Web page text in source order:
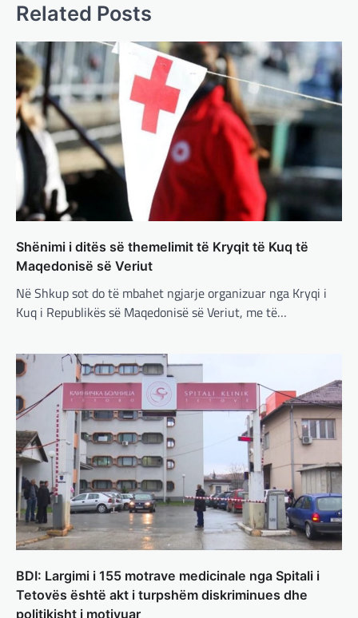
Related Posts
Shënimi i ditës së themelimit të Kryqit të Kuq të
Maqedonisë së Veriut
Në Shkup sot do të mbahet ngjarje organizuar nga Kryqi i
Kuq i Republikës së Maqedonisë së Veriut, me të…
BDI: Largimi i 155 motrave medicinale nga Spitali i
Tetovës është akt i turpshëm diskriminues dhe
politikisht i motivuar
BOTA,LAJME,MË TË FUNDIT ,OPINIONE
RAJONI
,SPECIALE
Gjermani, ekspertët sugjerojnë
400 miliardë euro për mbrojtje
adminadmin March 4, 2025
Gjermania ndodhet aktualisht në kulmin e
përpjekjeve për krijimin e qeverisë dhe koha
nuk pret. CDU/CSU dhe SPD po vazhdojnë…
BOTA LAJME, RAJONI, SPECIALE
ndërprerjes së ndihmës
ushtarake për Ukrainën nga
Trump
adminadmin March 4, 2025
plan paqeje për luftën në Ukrainë, të…
BOTA KRONIKË E ZEZË,LAJME
MË TË FUNDIT,MISTER,RAJONI,SPECIALE,
TOP
Trump ndërpreu ndihmën
ushtarake, kryeministri i
Ukrainës: Të vendosur për
vazhdimin e bashkëpunimit me
SHBA!
adminadmin March 4, 2025
është absolutisht i vendosur të vazhdojë
bashkëpunimin e saj me Shtetet e…